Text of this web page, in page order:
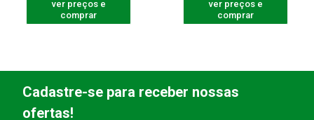
ver preços e
comprar
ver preços e
comprar
Cadastre-se para receber nossas
ofertas!